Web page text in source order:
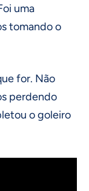
uma
tomando o
for. Não
perdendo
o goleiro